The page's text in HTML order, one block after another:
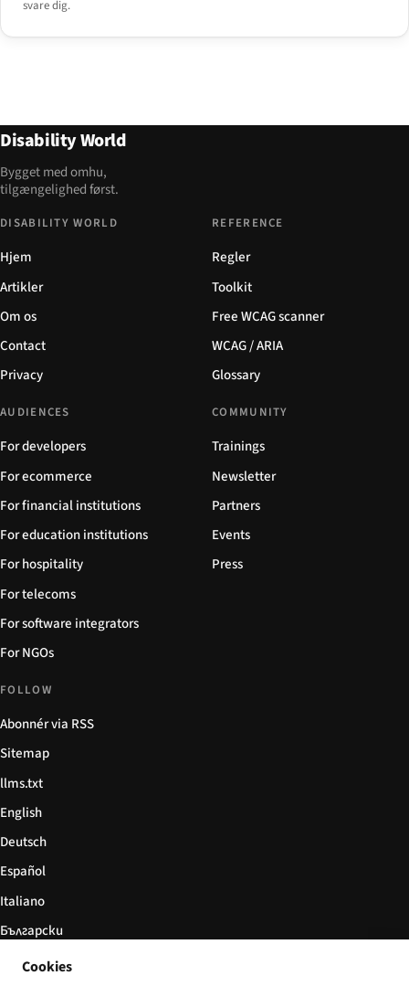
svare dig.
Disability World
Bygget med omhu,
tilgængelighed først.
DISABILITY WORLD
Hjem
Artikler
Om os
Contact
Privacy
REFERENCE
Regler
Toolkit
Free WCAG scanner
WCAG / ARIA
Glossary
AUDIENCES
For developers
For ecommerce
For financial institutions
For education institutions
For hospitality
For telecoms
For software integrators
For NGOs
COMMUNITY
Trainings
Newsletter
Partners
Events
Press
FOLLOW
Abonnér via RSS
Sitemap
llms.txt
English
Deutsch
Español
Italiano
Български
简体中文
Cookies